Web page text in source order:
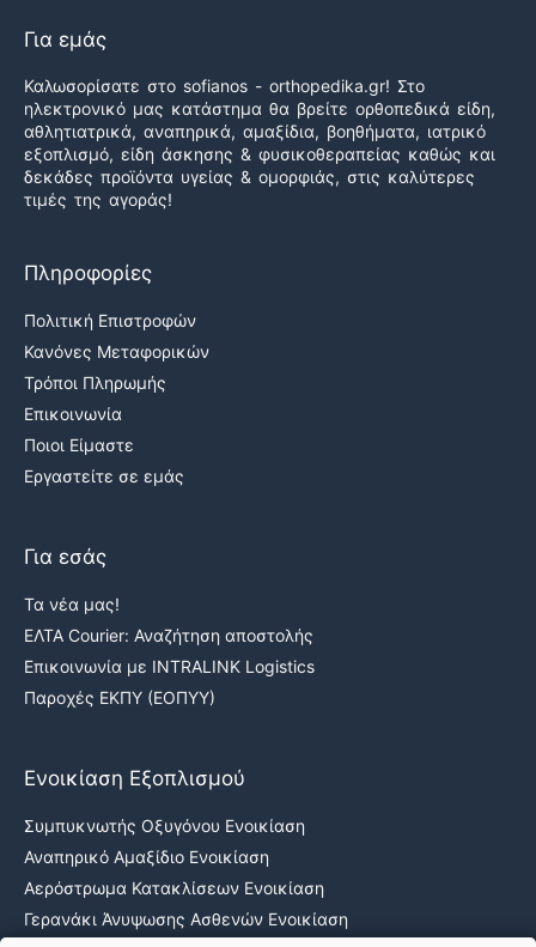
Για εμάς
Καλωσορίσατε στο sofianos - orthopedika.gr! Στο
ηλεκτρονικό μας κατάστημα θα βρείτε ορθοπεδικά είδη,
αθλητιατρικά, αναπηρικά, αμαξίδια, βοηθήματα, ιατρικό
εξοπλισμό, είδη άσκησης & φυσικοθεραπείας καθώς και
δεκάδες προϊόντα υγείας & ομορφιάς, στις καλύτερες
τιμές της αγοράς!
Πληροφορίες
Πολιτική Επιστροφών
Κανόνες Μεταφορικών
Τρόποι Πληρωμής
Επικοινωνία
Ποιοι Είμαστε
Εργαστείτε σε εμάς
Για εσάς
Τα νέα μας!
ΕΛΤΑ Courier: Αναζήτηση αποστολής
Επικοινωνία με INTRALINK Logistics
Παροχές ΕΚΠΥ (ΕΟΠΥΥ)
Ενοικίαση Εξοπλισμού
Συμπυκνωτής Οξυγόνου Ενοικίαση
Αναπηρικό Αμαξίδιο Ενοικίαση
Αερόστρωμα Κατακλίσεων Ενοικίαση
Γερανάκι Άνυψωσης Ασθενών Ενοικίαση